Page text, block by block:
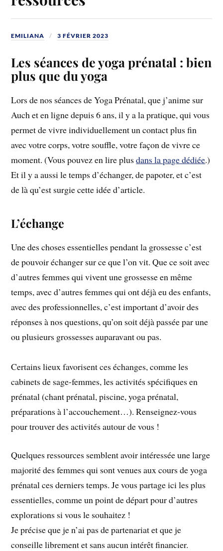
EMILIANA 3 FÉVRIER 2023
Les séances de yoga prénatal : bien
plus que du yoga
Lors de nos séances de Yoga Prénatal, que j’anime sur
Auch et en ligne depuis 6 ans, il y a la pratique, qui vous
permet de vivre individuellement un contact plus fin
avec votre corps, votre souffle, votre façon de vivre ce
moment. (Vous pouvez en lire plusdans la page dédiée.)
Et il y a aussi le temps d’échanger, de papoter, et c’est
de là qu’est surgie cette idée d’article.
L’échange
Une des choses essentielles pendant la grossesse c’est
de pouvoir échanger sur ce que l’on vit. Que ce soit avec
d’autres femmes qui vivent une grossesse en même
temps, avec d’autres femmes qui ont déjà eu des enfants,
avec des professionnelles, c’est important d’avoir des
réponses à nos questions, qu’on soit déjà passée par une
ou plusieurs grossesses auparavant ou pas.
Certains lieux favorisent ces échanges, comme les
cabinets de sage-femmes, les activités spécifiques en
prénatal (chant prénatal, piscine, yoga prénatal,
préparations à l’accouchement…). Renseignez-vous
pour trouver des activités autour de vous !
Quelques ressources semblent avoir intéressée une large
majorité des femmes qui sont venues aux cours de yoga
prénatal ces derniers temps. Je vous partage ici les plus
essentielles, comme un point de départ pour d’autres
explorations si vous le souhaitez !
Je précise que je n’ai pas de partenariat et que je
conseille librement et sans aucun intérêt financier.